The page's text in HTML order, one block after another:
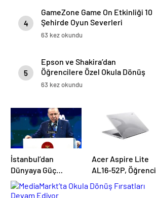
4
GameZone Game On Etkinliği 10
Şehirde Oyun Severleri
Buluşturuyor
63 kez okundu
5
Epson ve Shakira’dan
Öğrencilere Özel Okula Dönüş
Kampanyası
63 kez okundu
İstanbul’dan
Dünyaya Güç
Mesajı: Saha Expo
2026 Rekorlarla
Acer Aspire Lite
AL16-52P, Öğrenci
ve Profesyoneller
İçin İdeal